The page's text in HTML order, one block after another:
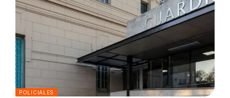
POLICIALES